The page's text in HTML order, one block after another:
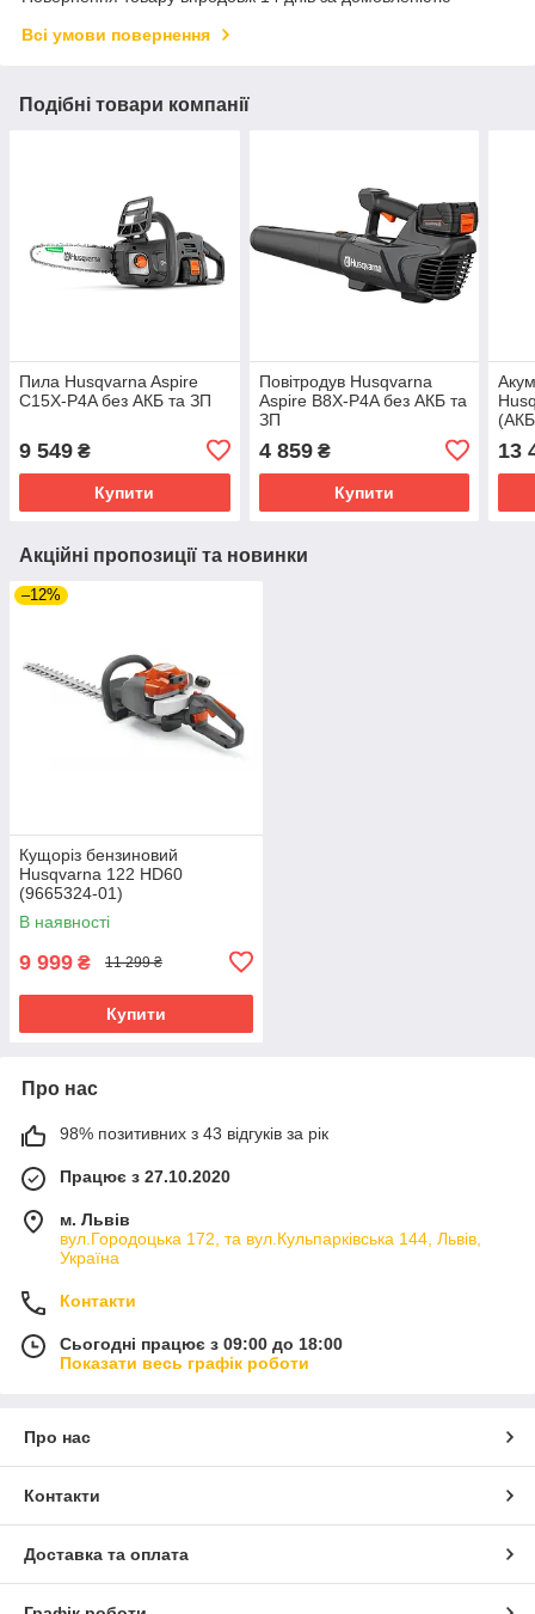
Всі умови повернення
Подібні товари компанії
Пила Husqvarna Aspire
C15X-P4A без АКБ та ЗП
9 549 ₴
Купити
Повітродув Husqvarna
Aspire B8X-P4A без АКБ та
ЗП
4 859₴
Купити
13
Акційні пропозиції та новинки
–12%
Кущоріз бензиновий
Husqvarna 122 HD60
(9665324-01)
В наявності
9 999 ₴ 11 299 ₴
Купити
Про нас
98% позитивних з 43 відгуків за рік
Працює з 27.10.2020
м. Львів
вул.Городоцька 172, та вул.Кульпарківська 144, Львів,
Україна
Контакти
Сьогодні працює з 09:00 до 18:00
Показати весь графік роботи
Про нас
Контакти
Доставка та оплата